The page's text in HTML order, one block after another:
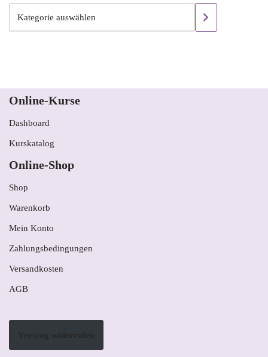
Online-Kurse
Dashboard
Kurskatalog
Online-Shop
Shop
Warenkorb
Mein Konto
Zahlungsbedingungen
Versandkosten
AGB